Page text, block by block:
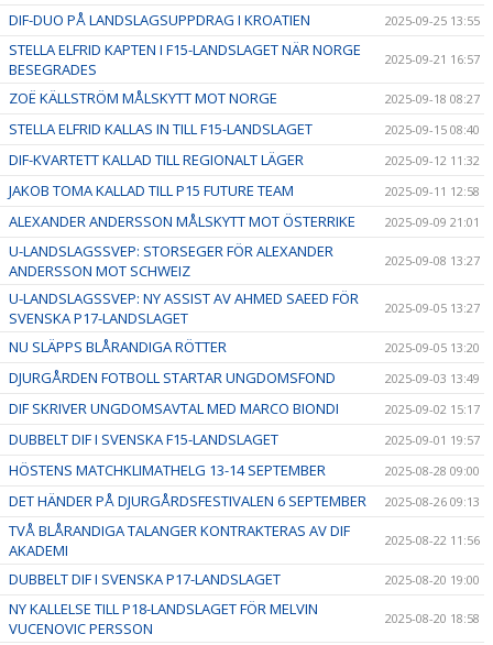
DIF-DUO PÅ LANDSLAGSUPPDRAG I KROATIEN 2025-09-25 13:55
STELLA ELFRID KAPTEN I F15-LANDSLAGET NÄR NORGE
BESEGRADES
2025-09-21 16:57
ZOË KÄLLSTRÖM MÅLSKYTT MOT NORGE 2025-09-18 08:27
STELLA ELFRID KALLAS IN TILL F15-LANDSLAGET 2025-09-15 08:40
DIF-KVARTETT KALLAD TILL REGIONALT LÄGER 2025-09-12 11:32
JAKOB TOMA KALLAD TILL P15 FUTURE TEAM 2025-09-11 12:58
ALEXANDER ANDERSSON MÅLSKYTT MOT ÖSTERRIKE 2025-09-09 21:01
U-LANDSLAGSSVEP: STORSEGER FÖR ALEXANDER
ANDERSSON MOT SCHWEIZ
2025-09-08 13:27
U-LANDSLAGSSVEP: NY ASSIST AV AHMED SAEED FÖR
SVENSKA P17-LANDSLAGET
2025-09-05 13:27
NU SLÄPPS BLÅRANDIGA RÖTTER 2025-09-05 13:20
DJURGÅRDEN FOTBOLL STARTAR UNGDOMSFOND 2025-09-03 13:49
DIF SKRIVER UNGDOMSAVTAL MED MARCO BIONDI 2025-09-02 15:17
DUBBELT DIF I SVENSKA F15-LANDSLAGET 2025-09-01 19:57
HÖSTENS MATCHKLIMATHELG 13-14 SEPTEMBER 2025-08-28 09:00
DET HÄNDER PÅ DJURGÅRDSFESTIVALEN 6 SEPTEMBER 2025-08-26 09:13
TVÅ BLÅRANDIGA TALANGER KONTRAKTERAS AV DIF
AKADEMI
2025-08-22 11:56
DUBBELT DIF I SVENSKA P17-LANDSLAGET 2025-08-20 19:00
NY KALLELSE TILL P18-LANDSLAGET FÖR MELVIN
VUCENOVIC PERSSON
2025-08-20 18:58